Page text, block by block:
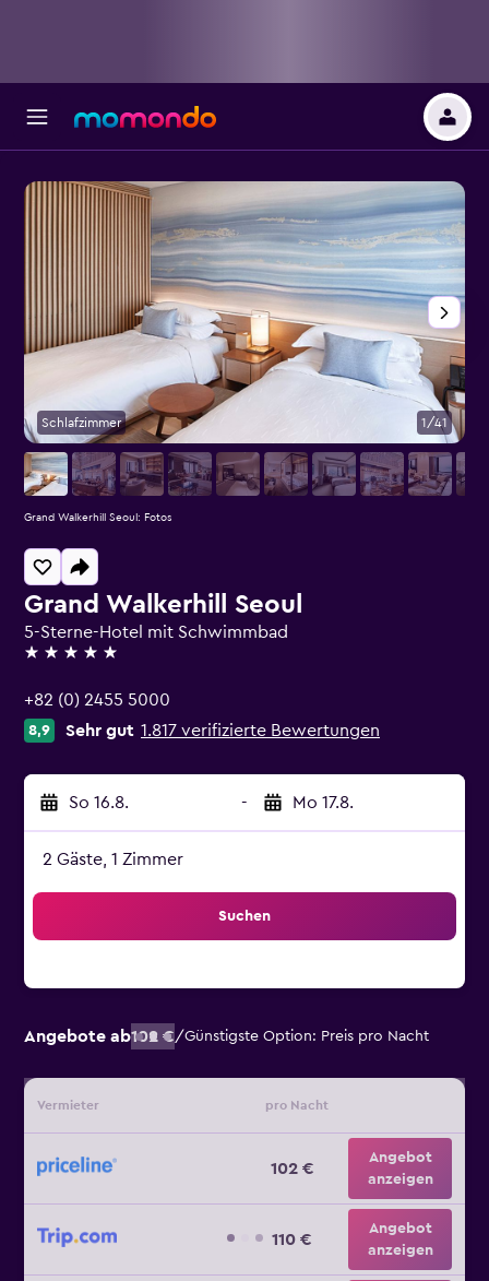
Grand Walkerhill Seoul
5-Sterne-Hotel mit Schwimmbad
5 Sterne
+82 (0) 2455 5000
8,9 Sehr gut 1.817 verifizierte Bewertungen
So 16.8. - Mo 17.8.
2 Gäste, 1 Zimmer
Suchen
Angebote ab102 €/Günstigste Option: Preis pro Nacht
Vermieter pro Nacht
102 €
Angebot
anzeigen
110 €
Angebot
anzeigen
Schlafzimmer 1/41
Grand Walkerhill Seoul: Fotos